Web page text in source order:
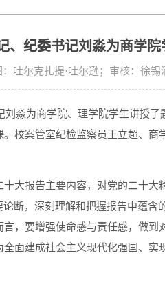
、纪委书记刘淼为商学
吐尔克扎提·吐尔逊；审核：
刘淼为商学院、理学院学生讲授
校案管室纪检监察员王立超、
大报告主要内容，对党的二十
断，深刻理解和把握报告中蕴
，要增强使命感与责任感，做
面建成社会主义现代化强国、